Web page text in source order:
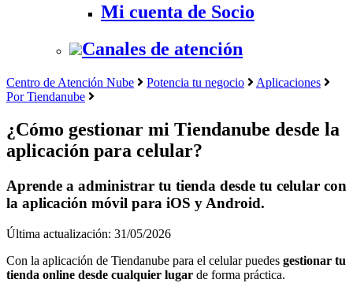
Mi cuenta de Socio
Canales de atención
Centro de Atención Nube Potencia tu negocio
Aplicaciones
Por Tiendanube
¿Cómo gestionar mi Tiendanube desde la
aplicación para celular?
Aprende a administrar tu tienda desde tu celular con
la aplicación móvil para iOS y Android.
Última actualización: 31/05/2026
Con la aplicación de Tiendanube para el celular puedes gestionar tu
tienda online desde cualquier lugar de forma práctica.